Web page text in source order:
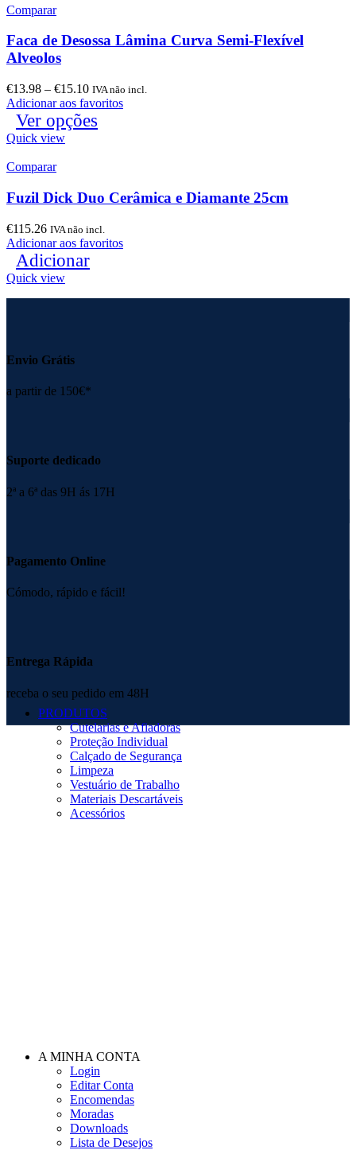
Comparar
Faca de Desossa Lâmina Curva Semi-Flexível
Alveolos
€13.98 – €15.10 IVA não incl.
Adicionar aos favoritos
Ver opções
Quick view
Comparar
Fuzil Dick Duo Cerâmica e Diamante 25cm
€115.26 IVA não incl.
Adicionar aos favoritos
Adicionar
Quick view
Envio Grátis
a partir de 150€*
Suporte dedicado
2ª a 6ª das 9H ás 17H
Pagamento Online
Cómodo, rápido e fácil!
Entrega Rápida
receba o seu pedido em 48H
PRODUTOS
Cutelarias e Afiadoras
Proteção Individual
Calçado de Segurança
Limpeza
Vestuário de Trabalho
Materiais Descartáveis
Acessórios
A MINHA CONTA
Login
Editar Conta
Encomendas
Moradas
Downloads
Lista de Desejos